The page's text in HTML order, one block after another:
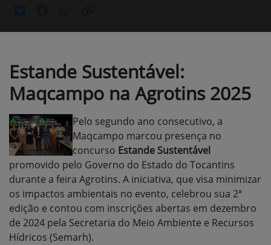
Estande Sustentável:
Maqcampo na Agrotins 2025
Pelo segundo ano consecutivo, a
Maqcampo marcou presença no
concurso Estande Sustentável
promovido pelo Governo do Estado do Tocantins
durante a feira Agrotins. A iniciativa, que visa minimizar
os impactos ambientais no evento, celebrou sua 2ª
edição e contou com inscrições abertas em dezembro
de 2024 pela Secretaria do Meio Ambiente e Recursos
Hídricos (Semarh).